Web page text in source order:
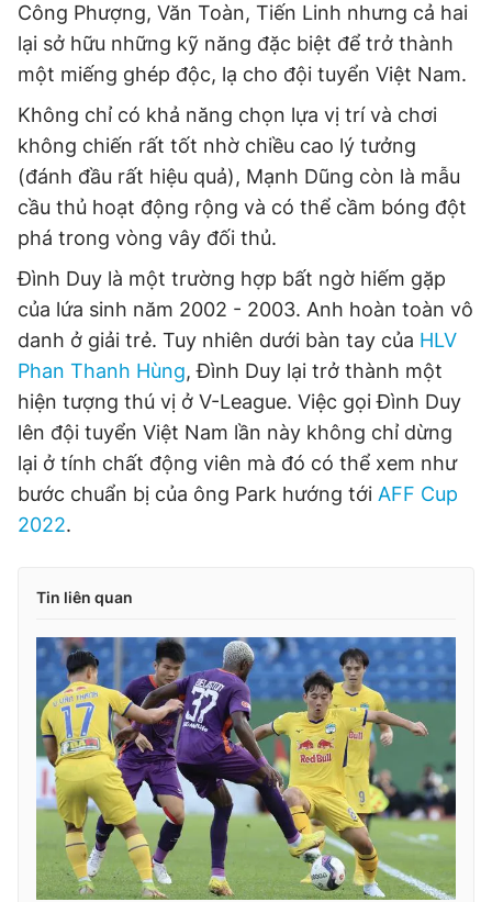
Công Phượng, Văn Toàn, Tiến Linh nhưng cả hai
lại sở hữu những kỹ năng đặc biệt để trở thành
một miếng ghép độc, lạ cho đội tuyển Việt Nam.
Không chỉ có khả năng chọn lựa vị trí và chơi
không chiến rất tốt nhờ chiều cao lý tưởng
(đánh đầu rất hiệu quả), Mạnh Dũng còn là mẫu
cầu thủ hoạt động rộng và có thể cầm bóng đột
phá trong vòng vây đối thủ.
Đình Duy là một trường hợp bất ngờ hiếm gặp
của lứa sinh năm 2002 - 2003. Anh hoàn toàn vô
danh ở giải trẻ. Tuy nhiên dưới bàn tay của HLV
Phan Thanh Hùng, Đình Duy lại trở thành một
hiện tượng thú vị ở V-League. Việc gọi Đình Duy
lên đội tuyển Việt Nam lần này không chỉ dừng
lại ở tính chất động viên mà đó có thể xem như
bước chuẩn bị của ông Park hướng tới AFF Cup
2022.
Tin liên quan